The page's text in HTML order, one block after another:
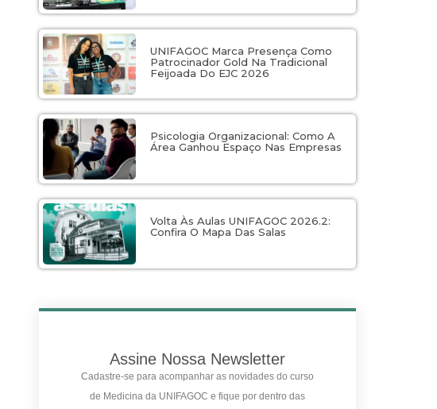
UNIFAGOC Marca Presença Como
Patrocinador Gold Na Tradicional
Feijoada Do EJC 2026
Psicologia Organizacional: Como A
Área Ganhou Espaço Nas Empresas
Volta Às Aulas UNIFAGOC 2026.2:
Confira O Mapa Das Salas
Assine Nossa Newsletter
Cadastre-se para acompanhar as novidades do curso
de Medicina da UNIFAGOC e fique por dentro das